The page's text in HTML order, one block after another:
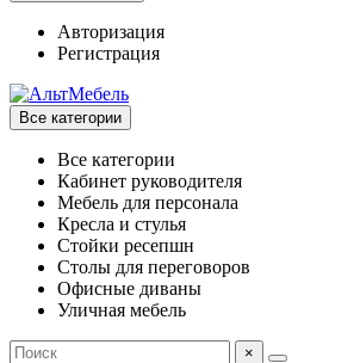
Авторизация
Регистрация
Все категории
Все категории
Кабинет руководителя
Мебель для персонала
Кресла и стулья
Стойки ресепшн
Столы для переговоров
Офисные диваны
Уличная мебель
×